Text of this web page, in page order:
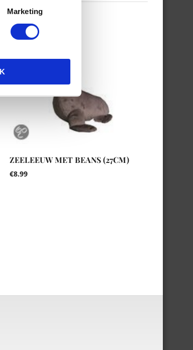
Marketing
ZEELEEUW MET BEANS (27CM)
€8.99